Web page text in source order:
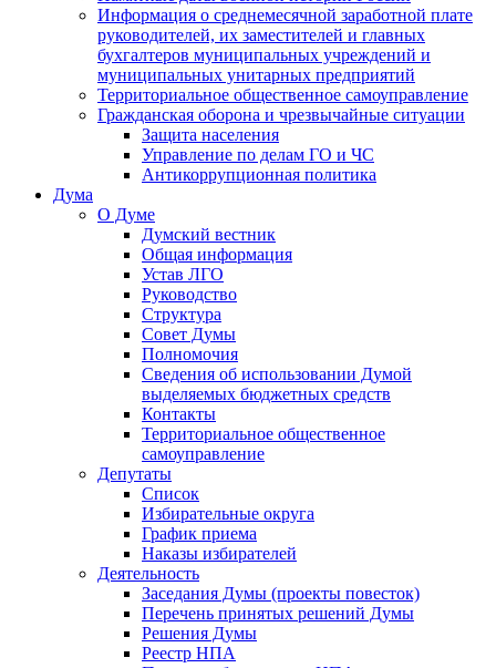
Информация о среднемесячной заработной плате
руководителей, их заместителей и главных
бухгалтеров муниципальных учреждений и
муниципальных унитарных предприятий
Территориальное общественное самоуправление
Гражданская оборона и чрезвычайные ситуации
Защита населения
Управление по делам ГО и ЧС
Антикоррупционная политика
Дума
О Думе
Думский вестник
Общая информация
Устав ЛГО
Руководство
Структура
Совет Думы
Полномочия
Сведения об использовании Думой
выделяемых бюджетных средств
Контакты
Территориальное общественное
самоуправление
Депутаты
Список
Избирательные округа
График приема
Наказы избирателей
Деятельность
Заседания Думы (проекты повесток)
Перечень принятых решений Думы
Решения Думы
Реестр НПА